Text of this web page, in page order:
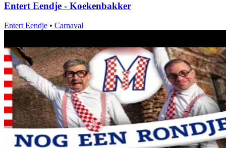
Entert Eendje - Koekenbakker
Entert Eendje • Carnaval